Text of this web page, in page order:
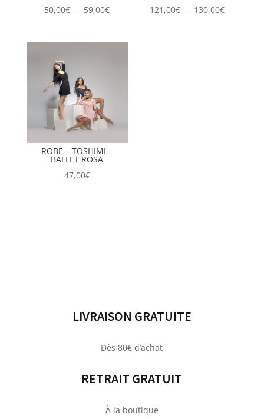
50,00€ – 59,00€Plage
prix :
121,00€ – 130,00€Plage
ROBE – TOSHIMI –
BALLET ROSA
47,00€
LIVRAISON GRATUITE
Dès 80€ d’achat
RETRAIT GRATUIT
À la boutique